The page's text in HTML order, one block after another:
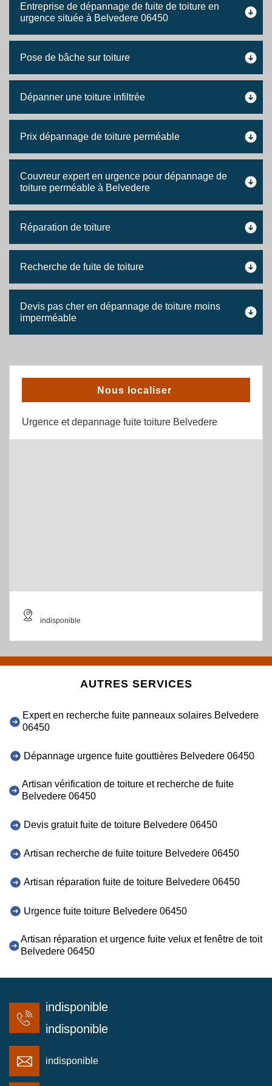
Entreprise de dépannage de fuite de toiture en
urgence située à Belvedere 06450
Pose de bâche sur toiture
Dépanner une toiture infiltrée
Prix dépannage de toiture perméable
Couvreur expert en urgence pour dépannage de
toiture perméable à Belvedere
Réparation de toiture
Recherche de fuite de toiture
Devis pas cher en dépannage de toiture moins
imperméable
Nous localiser
Urgence et depannage fuite toiture Belvedere
indisponible
AUTRES SERVICES
Expert en recherche fuite panneaux solaires Belvedere
06450
Dépannage urgence fuite gouttières Belvedere 06450
Artisan vérification de toiture et recherche de fuite
Belvedere 06450
Devis gratuit fuite de toiture Belvedere 06450
Artisan recherche de fuite toiture Belvedere 06450
Artisan réparation fuite de toiture Belvedere 06450
Urgence fuite toiture Belvedere 06450
Artisan réparation et urgence fuite velux et fenêtre de toit
Belvedere 06450
indisponible
indisponible
indisponible